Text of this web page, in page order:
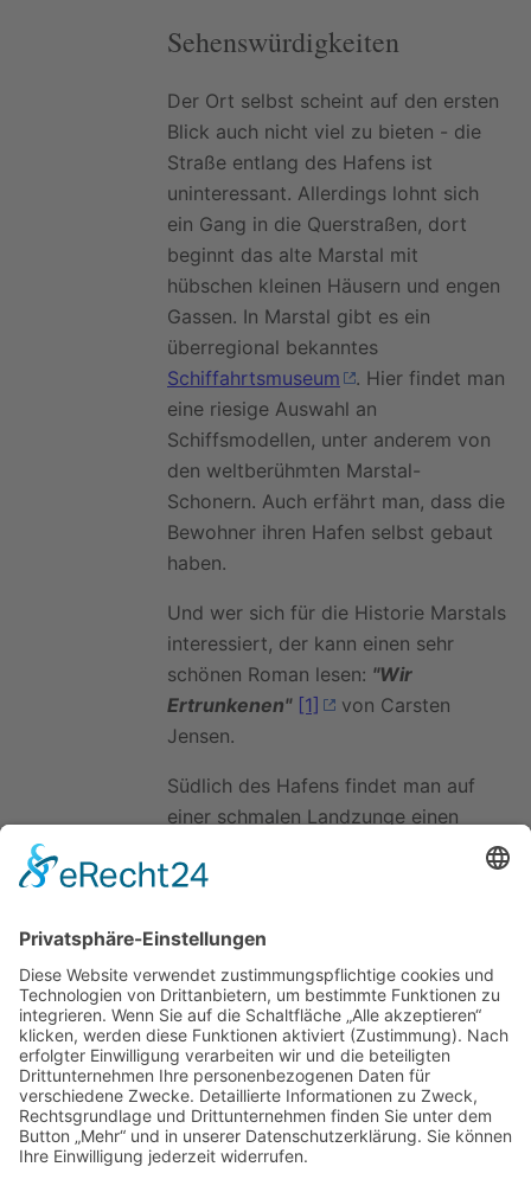
Sehenswürdigkeiten
Der Ort selbst scheint auf den ersten
Blick auch nicht viel zu bieten - die
Straße entlang des Hafens ist
uninteressant. Allerdings lohnt sich
ein Gang in die Querstraßen, dort
beginnt das alte Marstal mit
hübschen kleinen Häusern und engen
Gassen. In Marstal gibt es ein
überregional bekanntes
Schiffahrtsmuseum
. Hier findet man
eine riesige Auswahl an
Schiffsmodellen, unter anderem von
den weltberühmten Marstal-
Schonern. Auch erfährt man, dass die
Bewohner ihren Hafen selbst gebaut
haben.
Und wer sich für die Historie Marstals
interessiert, der kann einen sehr
schönen Roman lesen: "Wir
Ertrunkenen" [1]
von Carsten
Jensen.
Südlich des Hafens findet man auf
einer schmalen Landzunge einen
wunderschönen bunten Badehäusern.
Weblinks
Bilder von Marstal
Zuletzt bearbeitet vor 9 JahrenvonM Dietrich